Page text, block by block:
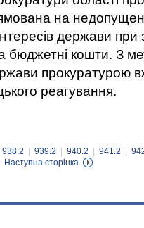
на
держави при
бюджетні кошти. З
прокуратурою
реагування.
938.2 939.2 940.2 941.2
Наступна сторінка